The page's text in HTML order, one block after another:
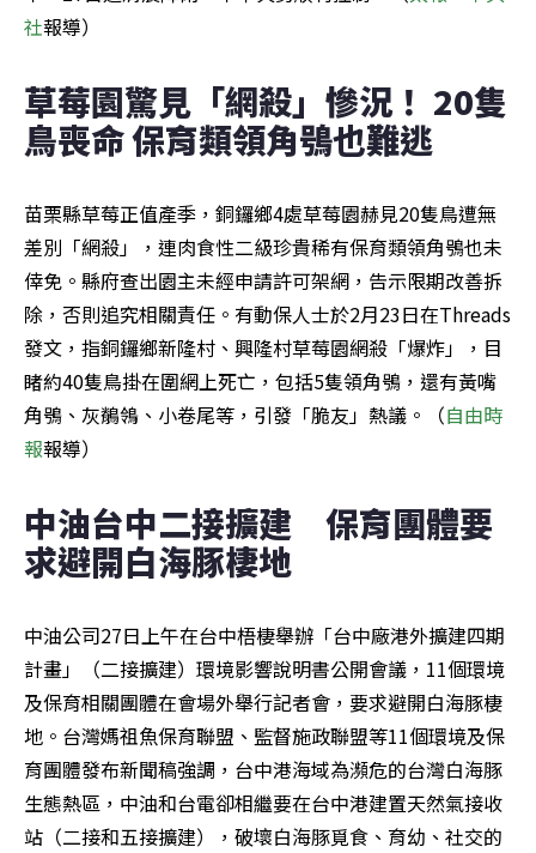
社報導）
草莓園驚見「網殺」慘況！ 20隻
鳥喪命 保育類領角鴞也難逃
苗栗縣草莓正值產季，銅鑼鄉4處草莓園赫見20隻鳥遭無
差別「網殺」，連肉食性二級珍貴稀有保育類領角鴞也未
倖免。縣府查出園主未經申請許可架網，告示限期改善拆
除，否則追究相關責任。有動保人士於2月23日在Threads
發文，指銅鑼鄉新隆村、興隆村草莓園網殺「爆炸」，目
睹約40隻鳥掛在圍網上死亡，包括5隻領角鴞，還有黃嘴
角鴞、灰鶺鴒、小卷尾等，引發「脆友」熱議。（自由時
報報導）
中油台中二接擴建　保育團體要
求避開白海豚棲地
中油公司27日上午在台中梧棲舉辦「台中廠港外擴建四期
計畫」（二接擴建）環境影響說明書公開會議，11個環境
及保育相關團體在會場外舉行記者會，要求避開白海豚棲
地。台灣媽祖魚保育聯盟、監督施政聯盟等11個環境及保
育團體發布新聞稿強調，台中港海域為瀕危的台灣白海豚
生態熱區，中油和台電卻相繼要在台中港建置天然氣接收
站（二接和五接擴建），破壞白海豚覓食、育幼、社交的